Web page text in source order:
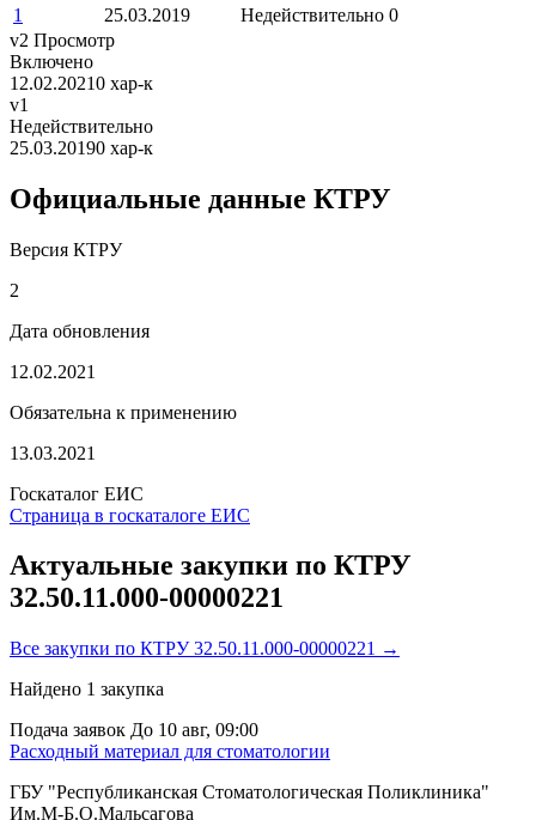
1
25.03.2019 Недействительно 0
v2 Просмотр
Включено
12.02.20210 хар-к
v1
Недействительно
25.03.20190 хар-к
Официальные данные КТРУ
Версия КТРУ
2
Дата обновления
12.02.2021
Обязательна к применению
13.03.2021
Госкаталог ЕИС
Страница в госкаталоге ЕИС
Актуальные закупки по КТРУ
32.50.11.000-00000221
Все закупки по КТРУ 32.50.11.000-00000221 →
Найдено 1 закупка
Подача заявок До 10 авг, 09:00
Расходный материал для стоматологии
ГБУ "Республиканская Стоматологическая Поликлиника"
Им.М-Б.О.Мальсагова